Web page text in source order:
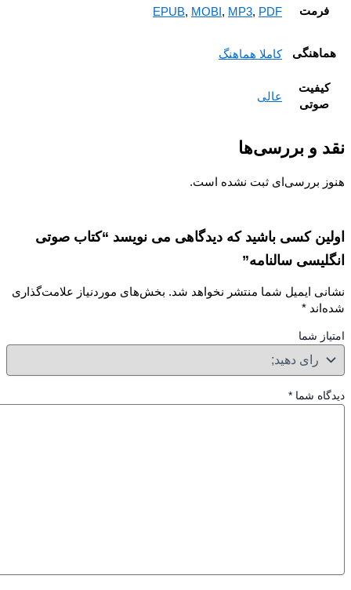
فرمت EPUB,MOBI,MP3,PDF
کاملا هماهنگ
کیفیت
صوتی
عالی
و بررسی‌ها
بررسی‌ای ثبت نشده است.
کسی باشید که دیدگاهی می نویسد “کتاب صوتی
سالنامه”
ایمیل شما منتشر نخواهد شد. بخش‌های موردنیاز علامت‌گذاری
*
شما
شما *